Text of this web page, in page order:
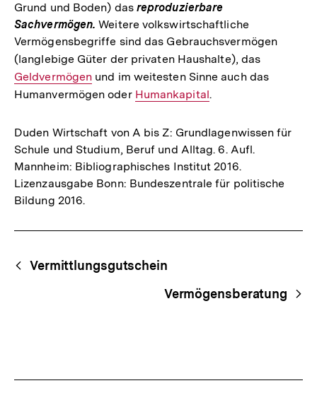
Grund und Boden) das reproduzierbare
Sachvermögen. Weitere volkswirtschaftliche
Vermögensbegriffe sind das Gebrauchsvermögen
(langlebige Güter der privaten Haushalte), das
Link:
Geldvermögen und im weitesten Sinne auch das
Humanvermögen oder Interner
Humankapital.
Duden Wirtschaft von A bis Z: Grundlagenwissen für
Schule und Studium, Beruf und Alltag. 6. Aufl.
Mannheim: Bibliographisches Institut 2016.
Lizenzausgabe Bonn: Bundeszentrale für politische
Bildung 2016.
Begriffsnavigation
Content-
Navigation
Vermittlungsgutschein
Vermögensberatung